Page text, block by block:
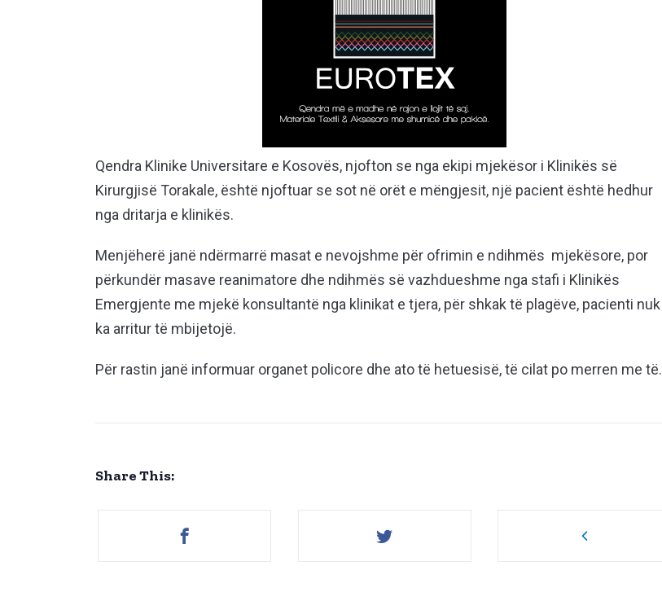
Qendra Klinike Universitare e Kosovës, njofton se nga ekipi mjekësor i Klinikës së
Kirurgjisë Torakale, është njoftuar se sot në orët e mëngjesit, një pacient është hedhur
nga dritarja e klinikës.
Menjëherë janë ndërmarrë masat e nevojshme për ofrimin e ndihmës mjekësore, por
përkundër masave reanimatore dhe ndihmës së vazhdueshme nga stafi i Klinikës
Emergjente me mjekë konsultantë nga klinikat e tjera, për shkak të plagëve, pacienti nuk
ka arritur të mbijetojë.
Për rastin janë informuar organet policore dhe ato të hetuesisë, të cilat po merren me të.
Share This: